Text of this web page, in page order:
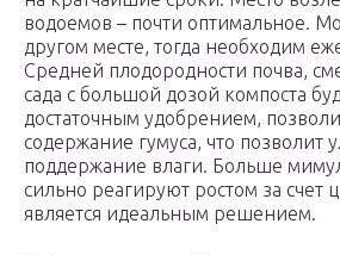
водоемов – почти оптимальное.
другом месте, тогда необходим
Средней плодородности почва,
сада с большой дозой компоста
достаточным удобрением,
содержание гумуса, что позволит
поддержание влаги. Больше
сильно реагируют ростом за счет
является идеальным решением.